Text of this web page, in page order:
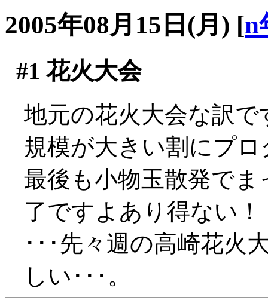
2005年08月15日(月) [n
#1 花火大会
地元の花火大会な訳で
規模が大きい割にプ
最後も小物玉散発で
了ですよあり得ない！
･･･先々週の高崎花火
しい･･･。